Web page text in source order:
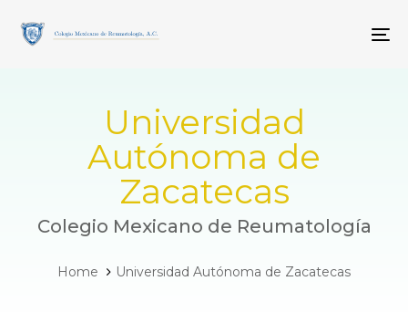
links
primary
Universidad
Autónoma de
Zacatecas
Colegio Mexicano de Reumatología
Home Universidad Autónoma de Zacatecas